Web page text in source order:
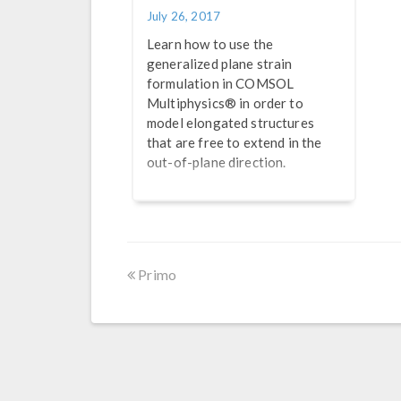
July 26, 2017
Learn how to use the
generalized plane strain
formulation in COMSOL
Multiphysics® in order to
model elongated structures
that are free to extend in the
out-of-plane direction.
Primo